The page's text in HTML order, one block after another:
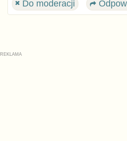
Do moderacji